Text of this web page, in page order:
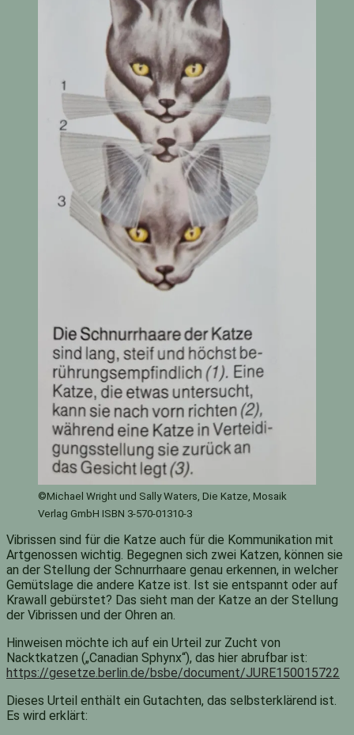
©Michael Wright und Sally Waters, Die Katze, Mosaik
Verlag GmbH ISBN 3-570-01310-3
Vibrissen sind für die Katze auch für die Kommunikation mit
Artgenossen wichtig. Begegnen sich zwei Katzen, können sie
an der Stellung der Schnurrhaare genau erkennen, in welcher
Gemütslage die andere Katze ist. Ist sie entspannt oder auf
Krawall gebürstet? Das sieht man der Katze an der Stellung
der Vibrissen und der Ohren an.
Hinweisen möchte ich auf ein Urteil zur Zucht von
Nacktkatzen („Canadian Sphynx“), das hier abrufbar ist:
https://gesetze.berlin.de/bsbe/document/JURE150015722
Dieses Urteil enthält ein Gutachten, das selbsterklärend ist.
Es wird erklärt: